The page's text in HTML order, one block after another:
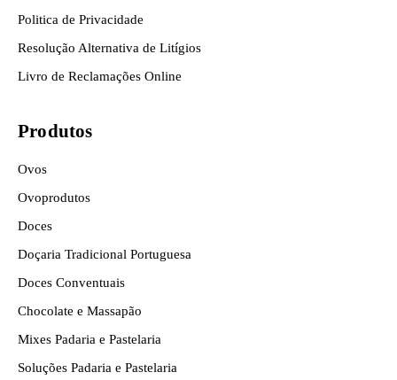
Politica de Privacidade
Resolução Alternativa de Litígios
Livro de Reclamações Online
Produtos
Ovos
Ovoprodutos
Doces
Doçaria Tradicional Portuguesa
Doces Conventuais
Chocolate e Massapão
Mixes Padaria e Pastelaria
Soluções Padaria e Pastelaria